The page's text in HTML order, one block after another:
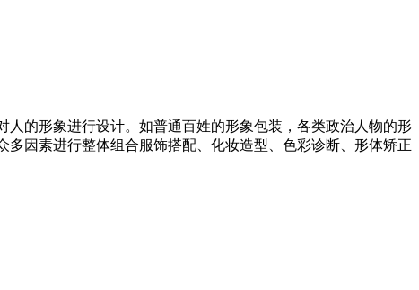
的形象进行设计。如普通百姓的形象包装，各类政治人物的形
因素进行整体组合服饰搭配、化妆造型、色彩诊断、形体矫正